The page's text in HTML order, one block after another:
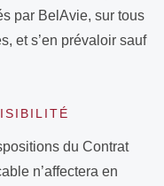
par BelAvie, sur tous
et s’en prévaloir sauf
du Contrat
n’affectera en